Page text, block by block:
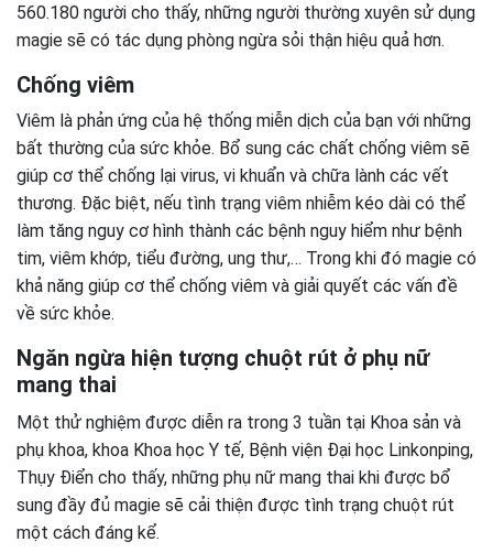
560.180 người cho thấy, những người thường xuyên sử dụng
magie sẽ có tác dụng phòng ngừa sỏi thận hiệu quả hơn.
Chống viêm
Viêm là phản ứng của hệ thống miễn dịch của bạn với những
bất thường của sức khỏe. Bổ sung các chất chống viêm sẽ
giúp cơ thể chống lại virus, vi khuẩn và chữa lành các vết
thương. Đặc biệt, nếu tình trạng viêm nhiễm kéo dài có thể
làm tăng nguy cơ hình thành các bệnh nguy hiểm như bệnh
tim, viêm khớp, tiểu đường, ung thư,… Trong khi đó magie có
khả năng giúp cơ thể chống viêm và giải quyết các vấn đề
về sức khỏe.
Ngăn ngừa hiện tượng chuột rút ở phụ nữ
mang thai
Một thử nghiệm được diễn ra trong 3 tuần tại Khoa sản và
phụ khoa, khoa Khoa học Y tế, Bệnh viện Đại học Linkonping,
Thụy Điển cho thấy, những phụ nữ mang thai khi được bổ
sung đầy đủ magie sẽ cải thiện được tình trạng chuột rút
một cách đáng kể.